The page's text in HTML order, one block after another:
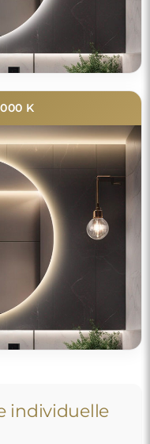
K
individuelle